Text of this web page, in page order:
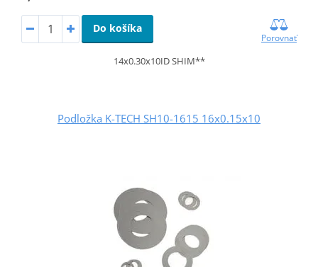
Do košíka
Porovnať
14x0.30x10ID SHIM**
Podložka K-TECH SH10-1615 16x0.15x10